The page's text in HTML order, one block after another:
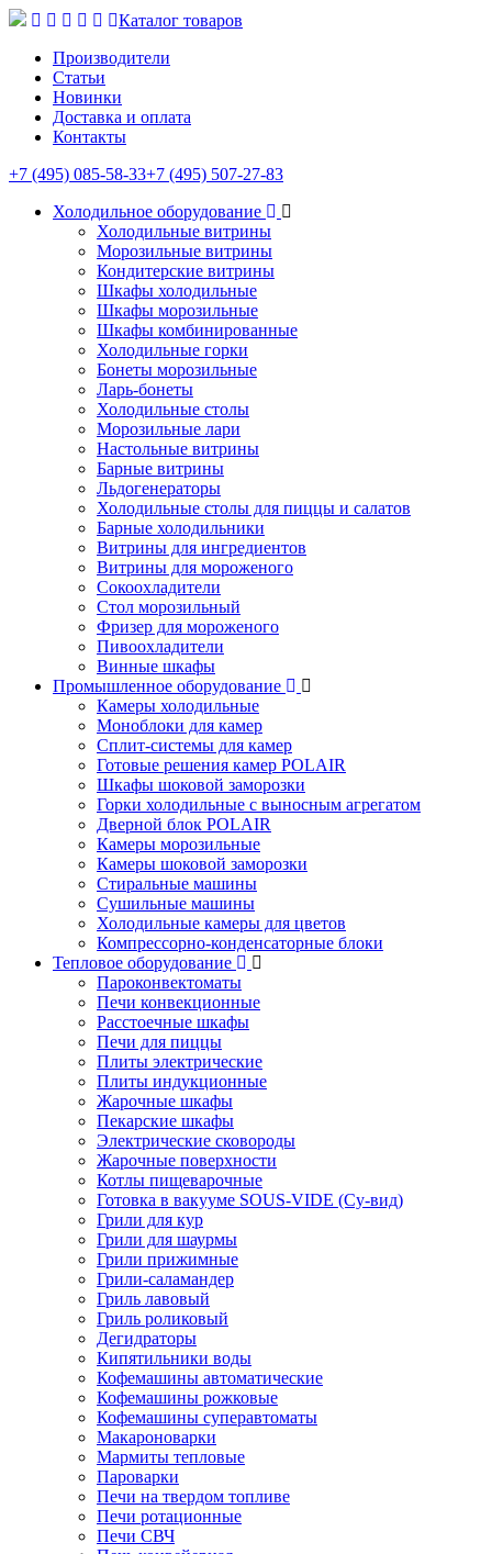
Каталог товаров
Производители
Статьи
Новинки
Доставка и оплата
Контакты
+7 (495) 085-58-33+7 (495) 507-27-83
Холодильное оборудование
Холодильные витрины
Морозильные витрины
Кондитерские витрины
Шкафы холодильные
Шкафы морозильные
Шкафы комбинированные
Холодильные горки
Бонеты морозильные
Ларь-бонеты
Холодильные столы
Морозильные лари
Настольные витрины
Барные витрины
Льдогенераторы
Холодильные столы для пиццы и салатов
Барные холодильники
Витрины для ингредиентов
Витрины для мороженого
Сокоохладители
Стол морозильный
Фризер для мороженого
Пивоохладители
Винные шкафы
Промышленное оборудование
Камеры холодильные
Моноблоки для камер
Сплит-системы для камер
Готовые решения камер POLAIR
Шкафы шоковой заморозки
Горки холодильные с выносным агрегатом
Дверной блок POLAIR
Камеры морозильные
Камеры шоковой заморозки
Стиральные машины
Сушильные машины
Холодильные камеры для цветов
Компрессорно-конденсаторные блоки
Тепловое оборудование
Пароконвектоматы
Печи конвекционные
Расстоечные шкафы
Печи для пиццы
Плиты электрические
Плиты индукционные
Жарочные шкафы
Пекарские шкафы
Электрические сковороды
Жарочные поверхности
Котлы пищеварочные
Готовка в вакууме SOUS-VIDE (Су-вид)
Грили для кур
Грили для шаурмы
Грили прижимные
Грили-саламандер
Гриль лавовый
Гриль роликовый
Дегидраторы
Кипятильники воды
Кофемашины автоматические
Кофемашины рожковые
Кофемашины суперавтоматы
Макароноварки
Мармиты тепловые
Пароварки
Печи на твердом топливе
Печи ротационные
Печи СВЧ